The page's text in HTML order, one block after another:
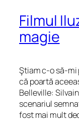
Filmul
magie
Ştiam c-o să-mi
că poartă
Belleville:
scenariul
fost mai mult